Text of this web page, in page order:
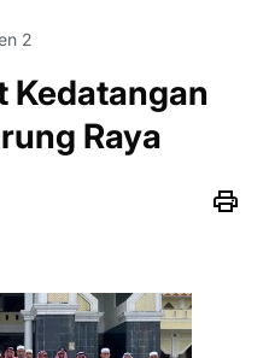
2
Kedatangan
Raya